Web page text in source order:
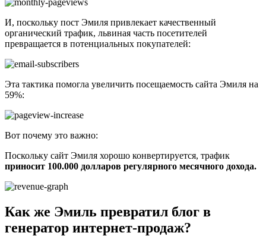
И, поскольку пост Эмиля привлекает качественный
органический трафик, львиная часть посетителей
превращается в потенциальных покупателей:
Эта тактика помогла увеличить посещаемость сайта Эмиля на
59%:
Вот почему это важно:
Поскольку сайт Эмиля хорошо конвертируется, трафик
приносит 100.000 долларов регулярного месячного дохода.
Как же Эмиль превратил блог в
генератор интернет-продаж?